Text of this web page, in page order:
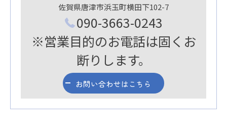
佐賀県唐津市浜玉町横田下102-7
090-3663-0243
※営業目的のお電話は固くお
断りします。
お問い合わせはこちら